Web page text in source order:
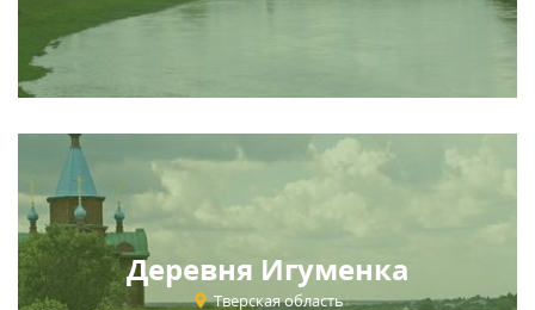
Деревня Игуменка
Тверская область